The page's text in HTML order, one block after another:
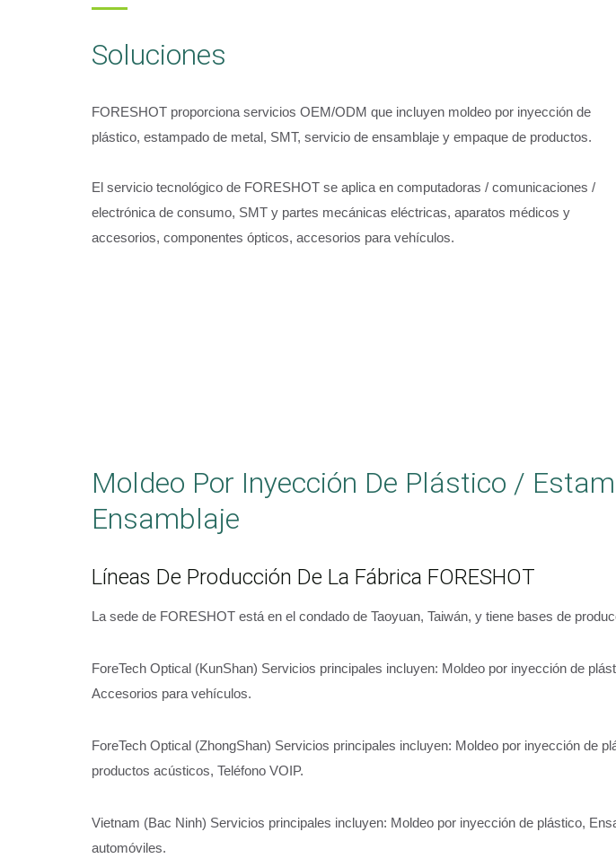
Soluciones
FORESHOT proporciona servicios OEM/ODM que incluyen moldeo por inyección de
plástico, estampado de metal, SMT, servicio de ensamblaje y empaque de productos.
El servicio tecnológico de FORESHOT se aplica en computadoras / comunicaciones /
electrónica de consumo, SMT y partes mecánicas eléctricas, aparatos médicos y
accesorios, componentes ópticos, accesorios para vehículos.
Moldeo Por Inyección De Plástico /
Ensamblaje
Líneas De Producción De La Fábrica FORESHOT
La sede de FORESHOT está en el condado de Taoyuan, Taiwán, y tiene bases de
ForeTech Optical (KunShan) Servicios principales incluyen: Moldeo por inyección de
Accesorios para vehículos.
ForeTech Optical (ZhongShan) Servicios principales incluyen: Moldeo por inyección de
productos acústicos, Teléfono VOIP.
Vietnam (Bac Ninh) Servicios principales incluyen: Moldeo por inyección de plástico,
automóviles.